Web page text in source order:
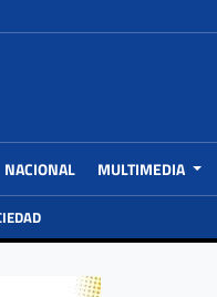
NACIONAL MULTIMEDIA